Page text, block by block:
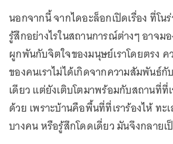
นอกจากนี้ จากไดอะล็อกเปิดเรื่อง ที่โ
รู้สึกอย่างไรในสถานการณ์ต่างๆ อาจมอ
ผูกพันกับจิตใจของมนุษย์เราโดยตรง
ของคนเราไม่ได้เกิดจากความสัมพันธ์
เดียว แต่ยังเติบโตมาพร้อมกับสถานที่ที่
ด้วย เพราะบ้านคือพื้นที่ที่เราร้องไห้ ทะเ
บางคน หรือรู้สึกโดดเดี่ยว มันจึงกลายเ